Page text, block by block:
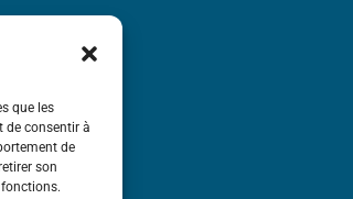
que les
de consentir à
de
son